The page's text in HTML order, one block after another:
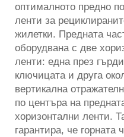
оптималното предно
ленти за
жилетки. Предната
оборудвана с две
ленти: една през
ключицата и друга
вертикална
по центъра на
хоризонтални ленти.
гарантира, че горната